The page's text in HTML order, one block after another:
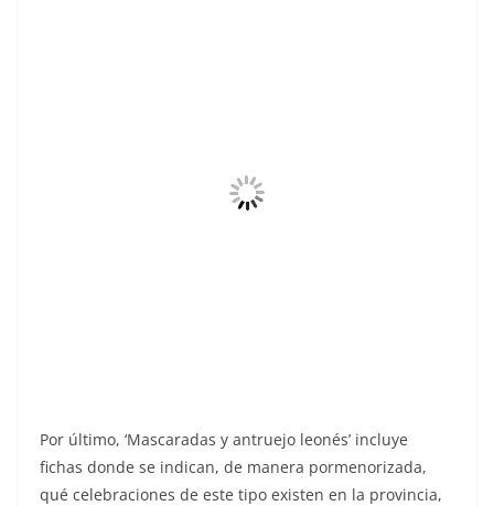
Por último, ‘Mascaradas y antruejo leonés’ incluye
fichas donde se indican, de manera pormenorizada,
qué celebraciones de este tipo existen en la provincia,